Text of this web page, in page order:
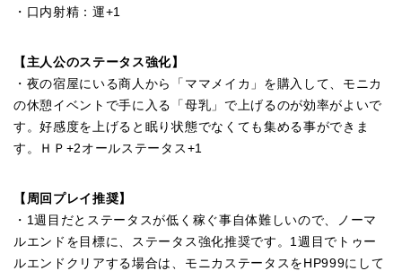
・口内射精：運+1
【主人公のステータス強化】
・夜の宿屋にいる商人から「ママメイカ」を購入して、モニカ
の休憩イベントで手に入る「母乳」で上げるのが効率がよいで
す。好感度を上げると眠り状態でなくても集める事ができま
す。ＨＰ+2オールステータス+1
【周回プレイ推奨】
・1週目だとステータスが低く稼ぐ事自体難しいので、ノーマ
ルエンドを目標に、ステータス強化推奨です。1週目でトゥー
ルエンドクリアする場合は、モニカステータスをHP999にして